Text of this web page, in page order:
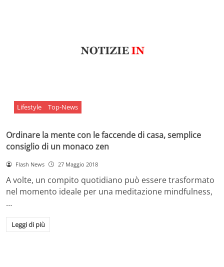
Lifestyle Top-News
Ordinare la mente con le faccende di casa, semplice
consiglio di un monaco zen
Flash News 27 Maggio 2018
A volte, un compito quotidiano può essere trasformato
nel momento ideale per una meditazione mindfulness,
…
Leggi di più